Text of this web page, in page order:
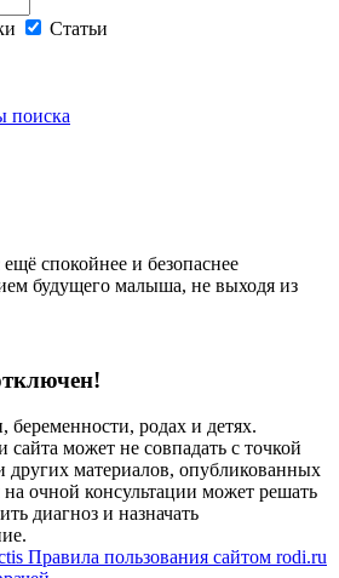
Статьи
поиска
спокойнее и безопаснее
будущего малыша, не выходя из
родах и детях.
может не совпадать с точкой
других материалов, опубликованных
очной консультации может решать
диагноз и назначать
Правила пользования сайтом rodi.ru